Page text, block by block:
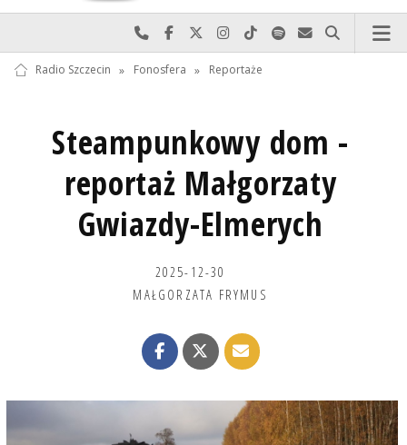
Najlepiej po prostu do nas zadzwoń
Odwiedź nas na Facebook-u
Odwiedź nas na X
Odwiedź nas na Instagram-ie
Odwiedź nas na TikTok-u
Szukaj nas na Spotify
Wyślij do nas
Szukaj
Radio Szczecin » Fonosfera » Reportaże
Steampunkowy dom -
reportaż Małgorzaty
Gwiazdy-Elmerych
2025-12-30
MAŁGORZATA FRYMUS